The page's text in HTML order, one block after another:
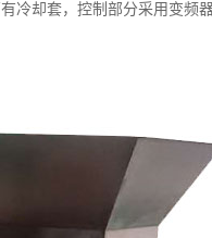
冷却套，控制部分采用变频